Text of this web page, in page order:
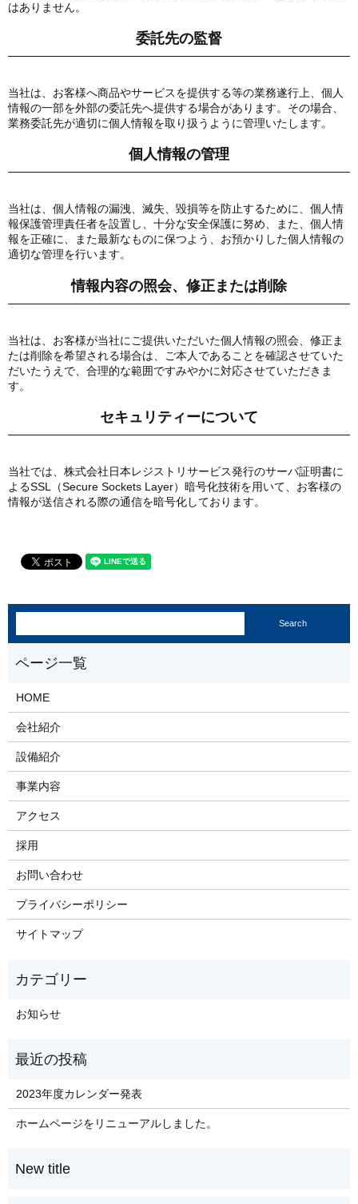
はありません。
委託先の監督
当社は、お客様へ商品やサービスを提供する等の業務遂行上、個人
情報の一部を外部の委託先へ提供する場合があります。その場合、
業務委託先が適切に個人情報を取り扱うように管理いたします。
個人情報の管理
当社は、個人情報の漏洩、滅失、毀損等を防止するために、個人情
報保護管理責任者を設置し、十分な安全保護に努め、また、個人情
報を正確に、また最新なものに保つよう、お預かりした個人情報の
適切な管理を行います。
情報内容の照会、修正または削除
当社は、お客様が当社にご提供いただいた個人情報の照会、修正ま
たは削除を希望される場合は、ご本人であることを確認させていた
だいたうえで、合理的な範囲ですみやかに対応させていただきま
す。
セキュリティーについて
当社では、株式会社日本レジストリサービス発行のサーバ証明書に
よるSSL（Secure Sockets Layer）暗号化技術を用いて、お客様の
情報が送信される際の通信を暗号化しております。
HOME
会社紹介
設備紹介
事業内容
アクセス
採用
お問い合わせ
プライバシーポリシー
サイトマップ
お知らせ
2023年度カレンダー発表
ホームページをリニューアルしました。